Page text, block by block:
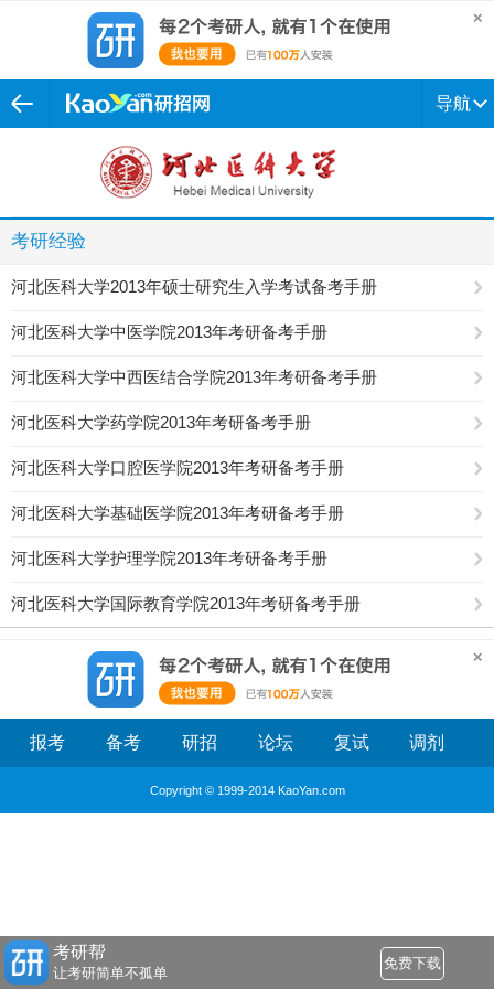
导航
考研经验
河北医科大学2013年硕士研究生入学考试备考手册
河北医科大学中医学院2013年考研备考手册
河北医科大学中西医结合学院2013年考研备考手册
河北医科大学药学院2013年考研备考手册
河北医科大学口腔医学院2013年考研备考手册
河北医科大学基础医学院2013年考研备考手册
河北医科大学护理学院2013年考研备考手册
河北医科大学国际教育学院2013年考研备考手册
报考 备考 研招 论坛 复试 调剂
Copyright © 1999-2014 KaoYan.com
考研帮
让考研简单不孤单
免费下载